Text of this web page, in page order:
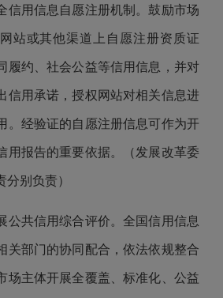
用信息自愿注册机制。鼓励市场
站或其他渠道上自愿注册资质证
履约、社会公益等信用信息，并对
信用承诺，授权网站对相关信息进
。经验证的自愿注册信息可作为开
用报告的重要依据。（发展改革委
别负责）
共信用综合评价。全国信用信息
关部门的协同配合，依法依规整合
场主体开展全覆盖、标准化、公益